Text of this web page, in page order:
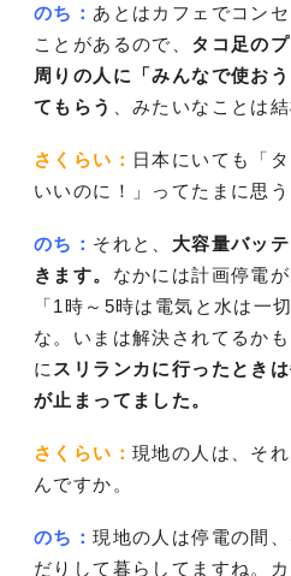
のち： あとはカフェでコン
ことがあるので、 タコ足の
周りの人に「みんなで使お
てもらう
、みたいなことは
さくらい： 日本にいても「
いいのに！」ってたまに思う
のち： それと、 大容量バッ
きます。 なかには計画停電
「1時～5時は電気と水は一
な。いまは解決されてるか
に スリランカに行ったとき
が止まってました。
さくらい： 現地の人は、そ
んですか。
のち：現地の人は停電の間
だりして暮らしてますね。